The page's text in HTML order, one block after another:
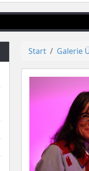
Start Galerie